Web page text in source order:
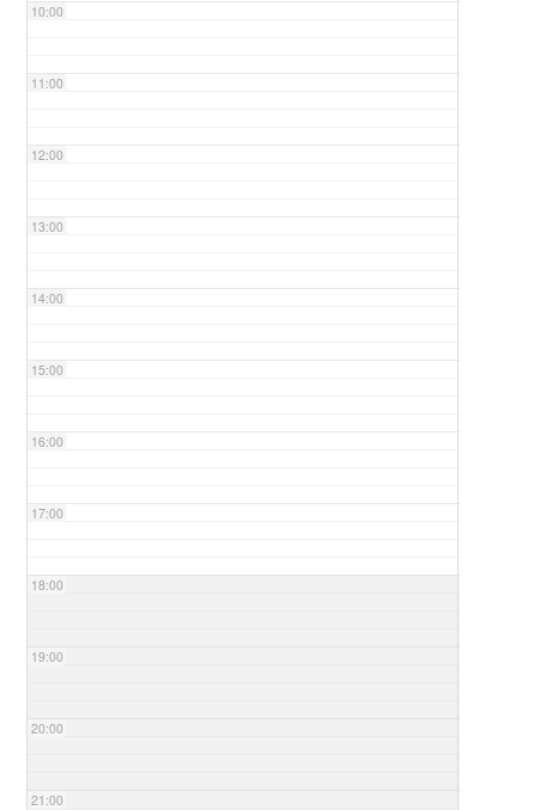
10:00
11:00
12:00
13:00
14:00
15:00
16:00
17:00
18:00
19:00
20:00
21:00